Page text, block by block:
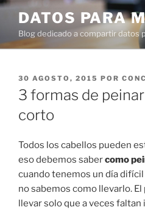
Ir
contenido
DATOS PARA
Blog dedicado a compartir datos
PUBLICADO
EN
30 AGOSTO, 2015 POR
3 formas de
corto
Todos los cabellos pueden
eso debemos sabercomo
cuando tenemos un día
no sabemos como llevarlo.
llevar solo que a veces faltan